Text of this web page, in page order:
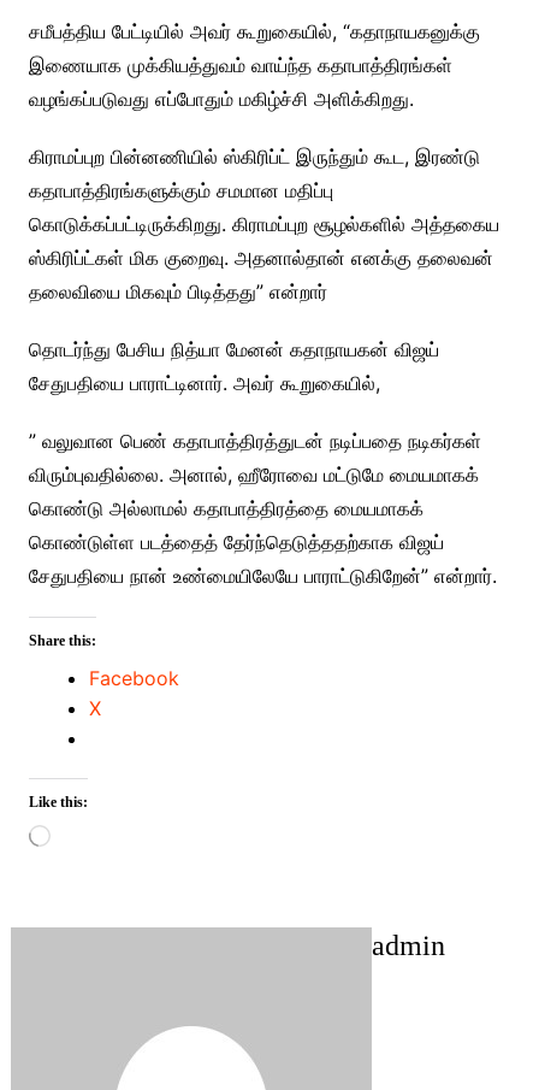
சமீபத்திய பேட்டியில் அவர் கூறுகையில், “கதாநாயகனுக்கு
இணையாக முக்கியத்துவம் வாய்ந்த கதாபாத்திரங்கள்
வழங்கப்படுவது எப்போதும் மகிழ்ச்சி அளிக்கிறது.
கிராமப்புற பின்னணியில் ஸ்கிரிப்ட் இருந்தும் கூட, இரண்டு
கதாபாத்திரங்களுக்கும் சமமான மதிப்பு
கொடுக்கப்பட்டிருக்கிறது. கிராமப்புற சூழல்களில் அத்தகைய
ஸ்கிரிப்ட்கள் மிக குறைவு. அதனால்தான் எனக்கு தலைவன்
தலைவியை மிகவும் பிடித்தது” என்றார்
தொடர்ந்து பேசிய நித்யா மேனன் கதாநாயகன் விஜய்
சேதுபதியை பாராட்டினார். அவர் கூறுகையில்,
” வலுவான பெண் கதாபாத்திரத்துடன் நடிப்பதை நடிகர்கள்
விரும்புவதில்லை. அனால், ஹீரோவை மட்டுமே மையமாகக்
கொண்டு அல்லாமல் கதாபாத்திரத்தை மையமாகக்
கொண்டுள்ள படத்தைத் தேர்ந்தெடுத்ததற்காக விஜய்
சேதுபதியை நான் உண்மையிலேயே பாராட்டுகிறேன்” என்றார்.
Share this:
Facebook
X
Like this:
Loading…
admin